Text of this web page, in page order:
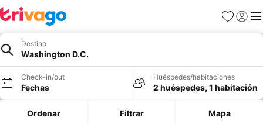
Favoritos
Iniciar
Destino
Washington D.C.
Check-in/out
Fechas
Huéspedes/habitaciones
2 huéspedes, 1 habitación
Ordenar Filtrar Mapa